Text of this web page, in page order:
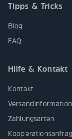
Tipps & Tricks
Blog
FAQ
Hilfe & Kontakt
Kontakt
Zahlungsarten